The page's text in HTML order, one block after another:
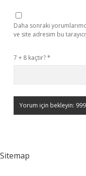
Daha sonraki
ve site adresim bu
7 + 8 kaçtır?*
Sitemap